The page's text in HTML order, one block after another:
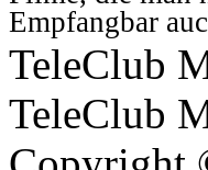
Empfangbar
TeleClub
TeleClub